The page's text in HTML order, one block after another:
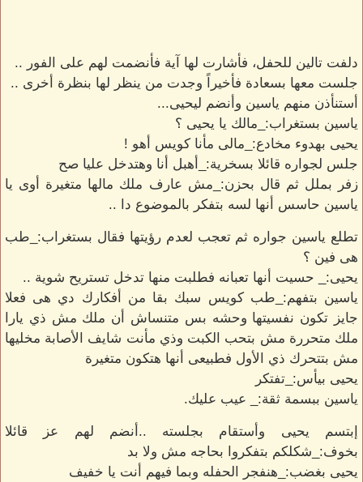
دلفت تالين للحفل، فأشارت لها آية فأنضمت لهم على الفور ..
جلست معها بسعادة فأخيراً وجدت من ينظر لها بنظرة أخرى ..
أستنأذن منهم ياسين وأنضم ليحيى...
ياسين بستغراب:_مالك يا يحيى ؟
يحيى بهدوء مخادع:_مالى مأنا كويس أهو !
جلس لجواره قائلا بسخرية:_أهبل أنا وهتدخل عليا صح
زفر بملل ثم قال بحزن:_مش عارف ملك مالها متغيرة أوى يا
ياسين حاسس أنها لسه بتفكر بالموضوع دا ..
تطلع ياسين جواره ثم تعجب لعدم رؤيتها فقال بستغراب:_طب
هى فين ؟
يحيى:_ حسيت أنها تعبانه فطلبت منها تدخل تستريح شوية ..
ياسين بتفهم:_طب كويس سبك بقا من أفكارك دي هى فعلا
جايز تكون نفسيتها وحشه بس متنساش أن ملك مش ذي يارا
ملك متحررة مش بتحب الكبت وذي مأنت شايف الأصابة مخليها
مش بتتحرك ذي الأول فطبيعى أنها هتكون متغيرة
يحيى بيأس:_تفتكر
ياسين ببسمة ثقة:_ عيب عليك.
إبتسم يحيى وأستقام بجلسته ..أنضم لهم عز قائلا
بخوف:_شكلكم بتفكروا بحاجه مش ولا بد
يحيى بغضب:_هنفجر الحفله وبما فيهم أنت يا خفيف